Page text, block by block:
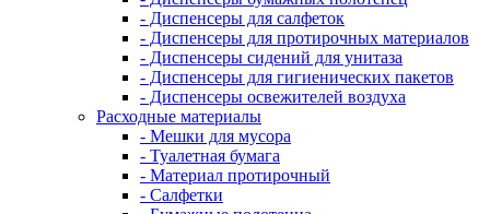
- Диспенсеры для салфеток
- Диспенсеры для протирочных материалов
- Диспенсеры сидений для унитаза
- Диспенсеры для гигиенических пакетов
- Диспенсеры освежителей воздуха
Расходные материалы
- Мешки для мусора
- Туалетная бумага
- Материал протирочный
- Салфетки